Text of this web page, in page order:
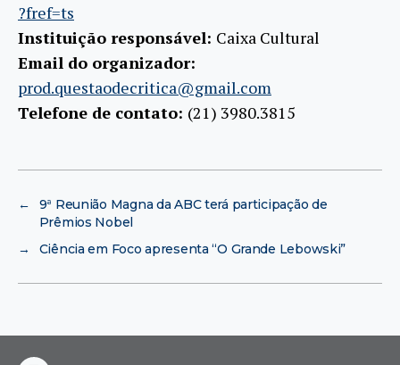
?fref=ts
Instituição responsável: Caixa Cultural
Email do organizador:
prod.questaodecritica@gmail.com
Telefone de contato: (21) 3980.3815
←
9ª Reunião Magna da ABC terá participação de
→
Ciência em Foco apresenta “O Grande Lebowski”